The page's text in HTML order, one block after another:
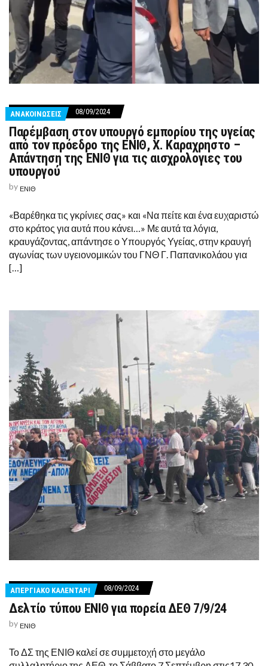
ΑΝΑΚΟΙΝΩΣΕΙΣ 08/09/2024
Παρέμβαση στον υπουργό εμπορίου της υγείας
από τον πρόεδρο της ΕΝΙΘ, Χ. Καραχρηστο –
Απάντηση της ΕΝΙΘ για τις αισχρολογιες του
υπουργού
by ΕΝΙΘ
«Βαρέθηκα τις γκρίνιες σας» και «Να πείτε και ένα ευχαριστώ
στο κράτος για αυτά που κάνει…» Με αυτά τα λόγια,
κραυγάζοντας, απάντησε ο Υπουργός Υγείας, στην κραυγή
αγωνίας των υγειονομικών του ΓΝΘ Γ. Παπανικολάου για
[…]
ΑΠΕΡΓΙΑΚΟ ΚΑΛΕΝΤΑΡΙ 08/09/2024
Δελτίο τύπου ΕΝΙΘ για πορεία ΔΕΘ 7/9/24
by ΕΝΙΘ
Το ΔΣ της ΕΝΙΘ καλεί σε συμμετοχή στο μεγάλο